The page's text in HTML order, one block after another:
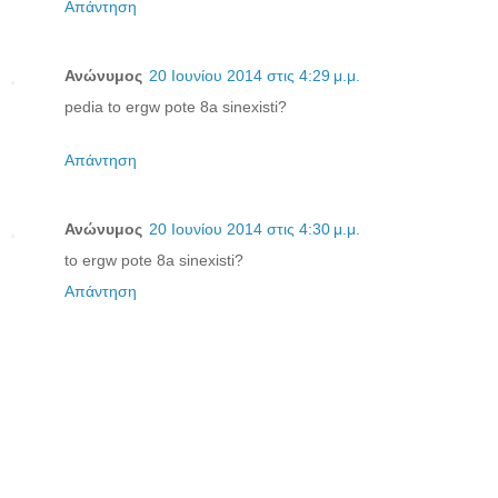
Απάντηση
Ανώνυμος 20 Ιουνίου 2014 στις 4:29 μ.μ.
pedia to ergw pote 8a sinexisti?
Απάντηση
Ανώνυμος 20 Ιουνίου 2014 στις 4:30 μ.μ.
to ergw pote 8a sinexisti?
Απάντηση